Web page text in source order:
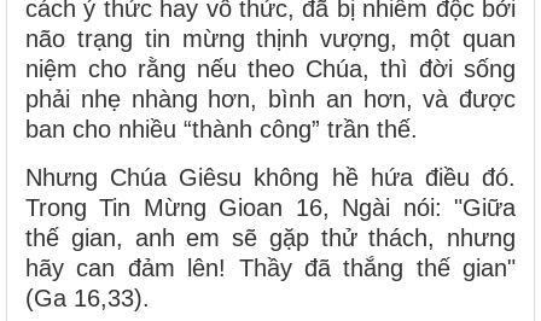
cách ý thức hay vô thức, đã bị nhiễm độc bởi
não trạng tin mừng thịnh vượng, một quan
niệm cho rằng nếu theo Chúa, thì đời sống
phải nhẹ nhàng hơn, bình an hơn, và được
ban cho nhiều “thành công” trần thế.
Nhưng Chúa Giêsu không hề hứa điều đó.
Trong Tin Mừng Gioan 16, Ngài nói: "Giữa
thế gian, anh em sẽ gặp thử thách, nhưng
hãy can đảm lên! Thầy đã thắng thế gian"
(Ga 16,33).